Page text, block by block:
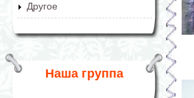
Другое
Наша группа